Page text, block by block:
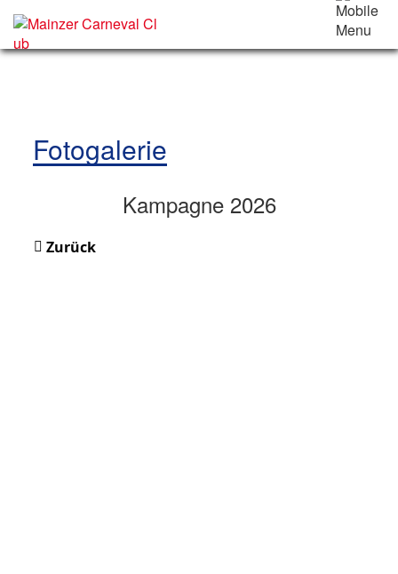
Fotogalerie
Kampagne 2026
Zurück